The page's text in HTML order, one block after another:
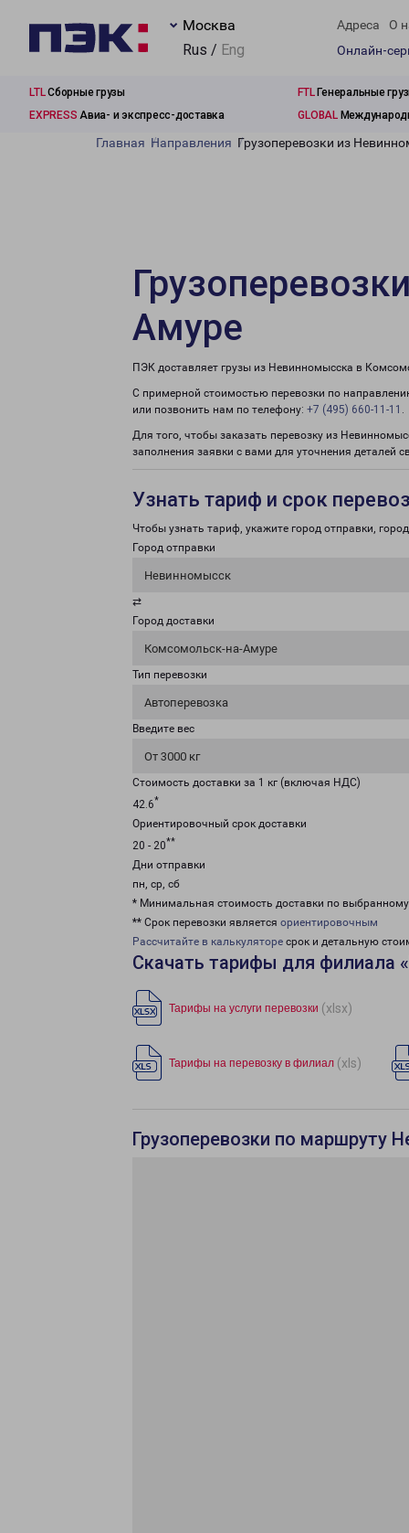
Москва
Rus / Eng
Адреса О
Онлайн-
LTLСборные грузы FTLГенеральные
EXPRESS Авиа- и экспресс-доставка GLOBAL
Главная Направления Грузоперевозки из
Амуре
ПЭК доставляет грузы из Невинномысска в
С примерной стоимостью перевозки по
или позвонить нам по телефону: +7 (495) 660-11-11 .
Для того, чтобы заказать перевозку из
заполнения заявки с вами для уточнения деталей
Узнать тариф и срок
Чтобы узнать тариф, укажите город отправки,
Город отправки
Невинномысск
⇄
Город доставки
Комсомольск-на-Амуре
Тип перевозки
Автоперевозка
Введите вес
От 3000 кг
Стоимость доставки за 1 кг (включая НДС)
42.6*
Ориентировочный срок доставки
20 - 20**
Дни отправки
пн, ср, сб
* Минимальная стоимость доставки по
** Срок перевозки является ориентировочным
Рассчитайте в калькуляторе срок и детальную
Скачать тарифы для филиала
Тарифы на услуги перевозки (xlsx)
Тарифы на перевозку в филиал (xls)
Грузоперевозки по маршруту